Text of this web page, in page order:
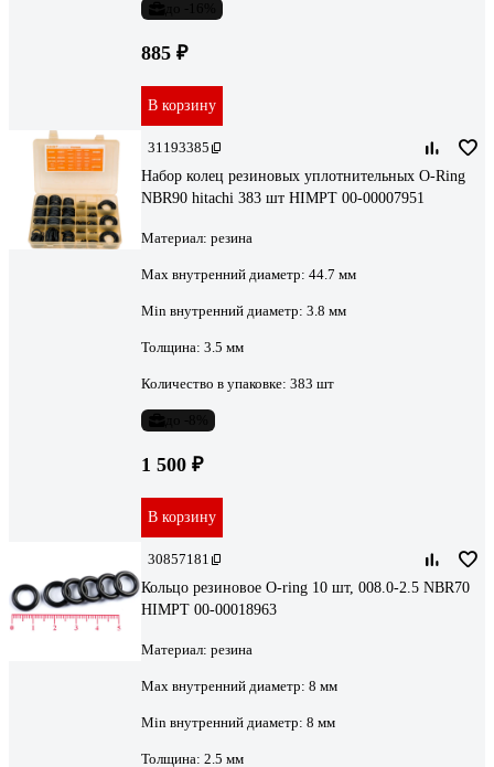
885 ₽
В корзину
31193385
Набор колец резиновых уплотнительных O-Ring
NBR90 hitachi 383 шт HIMPT 00-00007951
Материал: резина
Max внутренний диаметр: 44.7 мм
Min внутренний диаметр: 3.8 мм
Толщина: 3.5 мм
Количество в упаковке: 383 шт
1 500 ₽
В корзину
30857181
Кольцо резиновое O-ring 10 шт, 008.0-2.5 NBR70
HIMPT 00-00018963
Материал: резина
Max внутренний диаметр: 8 мм
Min внутренний диаметр: 8 мм
Толщина: 2.5 мм